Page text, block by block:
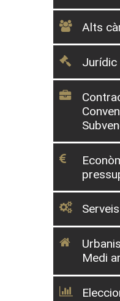
Alts
Jurídic
Medi